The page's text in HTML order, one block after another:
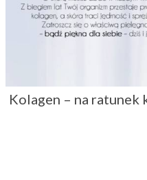
Kolagen – na ratunek